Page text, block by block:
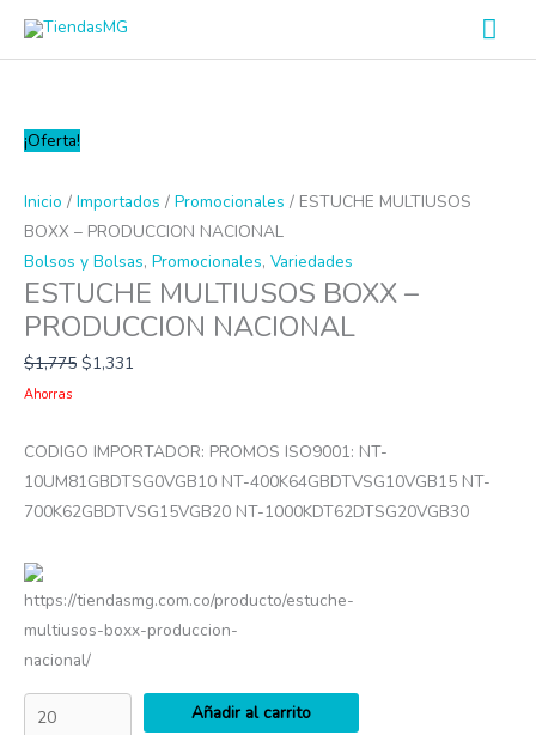
¡Oferta!
Inicio / Importados / Promocionales / ESTUCHE MULTIUSOS
BOXX – PRODUCCION NACIONAL
Bolsos y Bolsas, Promocionales, Variedades
ESTUCHE MULTIUSOS BOXX –
PRODUCCION NACIONAL
$1,775 $1,331
Ahorras
CODIGO IMPORTADOR: PROMOS ISO9001: NT-
10UM81GBDTSG0VGB10 NT-400K64GBDTVSG10VGB15 NT-
700K62GBDTVSG15VGB20 NT-1000KDT62DTSG20VGB30
https://tiendasmg.com.co/producto/estuche-
multiusos-boxx-produccion-
nacional/
ESTUCHE
BOXX
-
PRODUCCION
NACIONAL
cantidad
Añadir al carrito